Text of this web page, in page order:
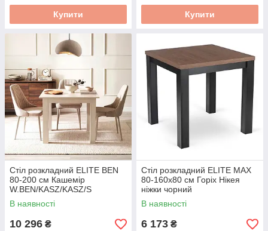
Купити Купити
Стіл розкладний ELITE BEN
80-200 см Кашемір
W.BEN/KASZ/KASZ/S
В наявності
10 296 ₴
Стіл розкладний ELITE MAX
80-160х80 см Горіх Нікея
ніжки чорний
W.MAX/ONI/CZ/S
В наявності
6 173 ₴